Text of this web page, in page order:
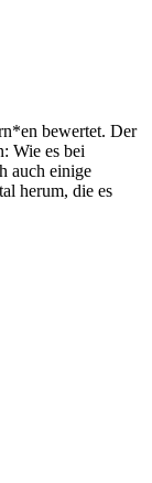
bewertet. Der
Wie es bei
auch einige
herum, die es